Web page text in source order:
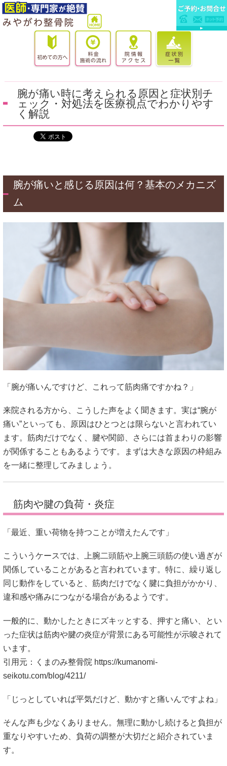
腕が痛い時に考えられる原因と症状別チ
ェック・対処法を医療視点でわかりやす
く解説
腕が痛いと感じる原因は何？基本のメカニズ
ム
「腕が痛いんですけど、これって筋肉痛ですかね？」
来院される方から、こうした声をよく聞きます。実は“腕が
痛い”といっても、原因はひとつとは限らないと言われてい
ます。筋肉だけでなく、腱や関節、さらには首まわりの影響
が関係することもあるようです。まずは大きな原因の枠組み
を一緒に整理してみましょう。
筋肉や腱の負荷・炎症
「最近、重い荷物を持つことが増えたんです」
こういうケースでは、上腕二頭筋や上腕三頭筋の使い過ぎが
関係していることがあると言われています。特に、繰り返し
同じ動作をしていると、筋肉だけでなく腱に負担がかかり、
違和感や痛みにつながる場合があるようです。
一般的に、動かしたときにズキッとする、押すと痛い、とい
った症状は筋肉や腱の炎症が背景にある可能性が示唆されて
います。
引用元：くまのみ整骨院 https://kumanomi-
seikotu.com/blog/4211/
「じっとしていれば平気だけど、動かすと痛いんですよね」
そんな声も少なくありません。無理に動かし続けると負担が
重なりやすいため、負荷の調整が大切だと紹介されていま
す。